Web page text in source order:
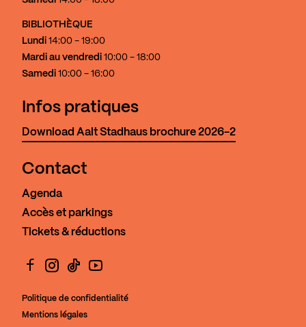
BIBLIOTHÈQUE
Lundi 14:00 - 19:00
Mardi au vendredi 10:00 - 18:00
Samedi 10:00 - 16:00
Infos pratiques
Download Aalt Stadhaus brochure 2026-2
Contact
Agenda
Accès et parkings
Tickets & réductions
Politique de confidentialité
Mentions légales